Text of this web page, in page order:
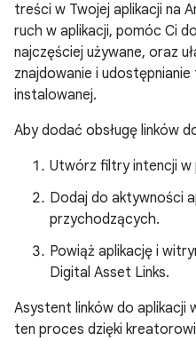
treści w Twojej aplikacji na
ruch w aplikacji, pomóc Ci
najczęściej używane, oraz
znajdowanie i
instalowanej.
Aby dodać obsługę linków
Utwórz filtry intencji w
Dodaj do aktywności
przychodzących.
Powiąż aplikację i
Digital Asset Links.
Asystent linków do aplikacji
ten proces dzięki